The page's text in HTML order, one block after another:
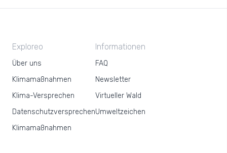
Exploreo
Über uns
Klimamaßnahmen
Klima-Versprechen
Datenschutzversprechen
Klimamaßnahmen
Informationen
FAQ
Newsletter
Virtueller Wald
Umweltzeichen